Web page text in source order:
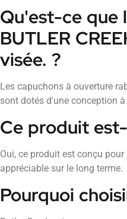
Qu'est-ce que
BUTLER
visée. ?
Les capuchons à ouverture
sont dotés d'une conception
Ce produit
Oui, ce produit est conçu
appréciable sur le long terme.
Pourquoi